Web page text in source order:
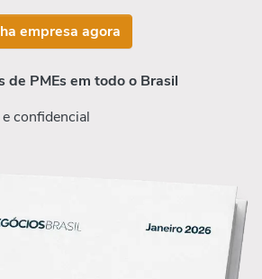
empresa agora
de PMEs em todo o Brasil
confidencial